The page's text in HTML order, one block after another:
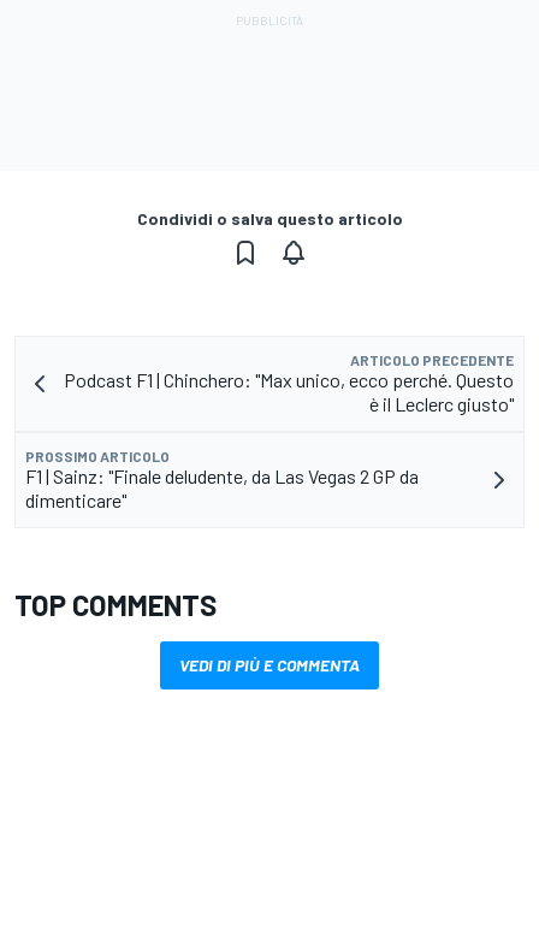
Condividi o salva questo articolo
ARTICOLO PRECEDENTE
Podcast F1 | Chinchero: "Max unico, ecco perché. Questo
è il Leclerc giusto"
PROSSIMO ARTICOLO
F1 | Sainz: "Finale deludente, da Las Vegas 2 GP da
dimenticare"
TOP COMMENTS
VEDI DI PIÙ E COMMENTA